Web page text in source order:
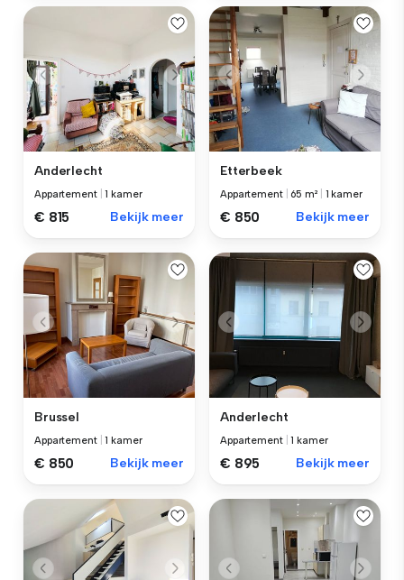
Anderlecht
Appartement |1 kamer
€ 815 Bekijk meer
Etterbeek
Appartement 65 m² 1 kamer
€ 850 Bekijk meer
Brussel
Appartement |1 kamer
€ 850 Bekijk meer
Anderlecht
Appartement |1 kamer
€ 895 Bekijk meer